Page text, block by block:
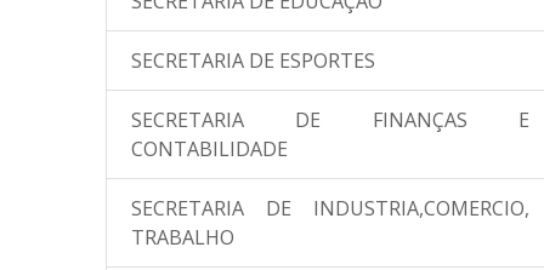
SECRETARIA DE ESPORTES
SECRETARIA DE FINANÇAS E
CONTABILIDADE
SECRETARIA DE INDUSTRIA,COMERCIO,
TRABALHO